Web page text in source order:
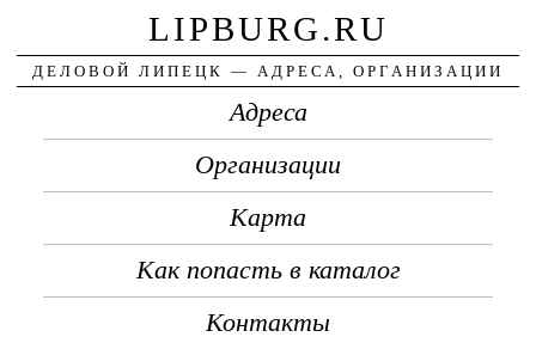
LIPBURG.RU
ДЕЛОВОЙ ЛИПЕЦК — АДРЕСА, ОРГАНИЗАЦИИ
Адреса
Организации
Карта
Как попасть в каталог
Контакты